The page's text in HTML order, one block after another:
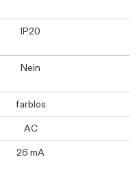
IP20
Nein
farblos
AC
26 mA